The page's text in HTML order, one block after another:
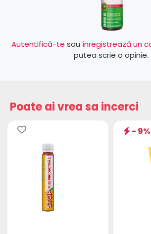
Autentifică-te sau înregistrează un
putea scrie o opinie.
Poate ai vrea sa incerci
- 9%